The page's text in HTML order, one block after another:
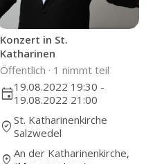
Konzert in St.
Katharinen
Öffentlich · 1 nimmt teil
event19.08.2022 19:30 -
19.08.2022 21:00
where_to_vote St. Katharinenkirche
Salzwedel
pin_drop An der Katharinenkirche,